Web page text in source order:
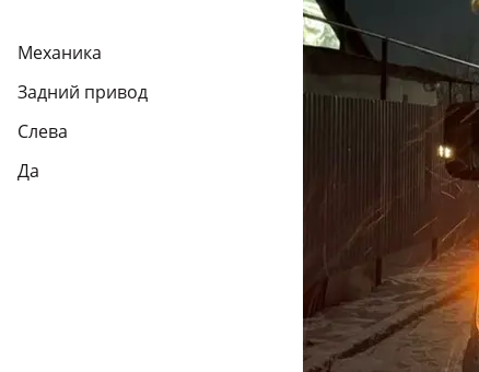
Механика
Задний привод
Слева
Да